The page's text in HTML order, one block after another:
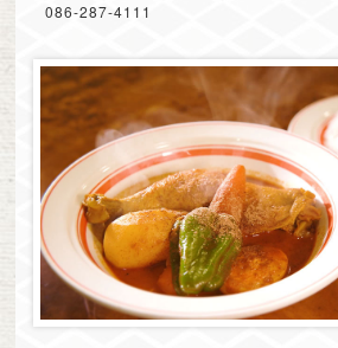
086-287-4111